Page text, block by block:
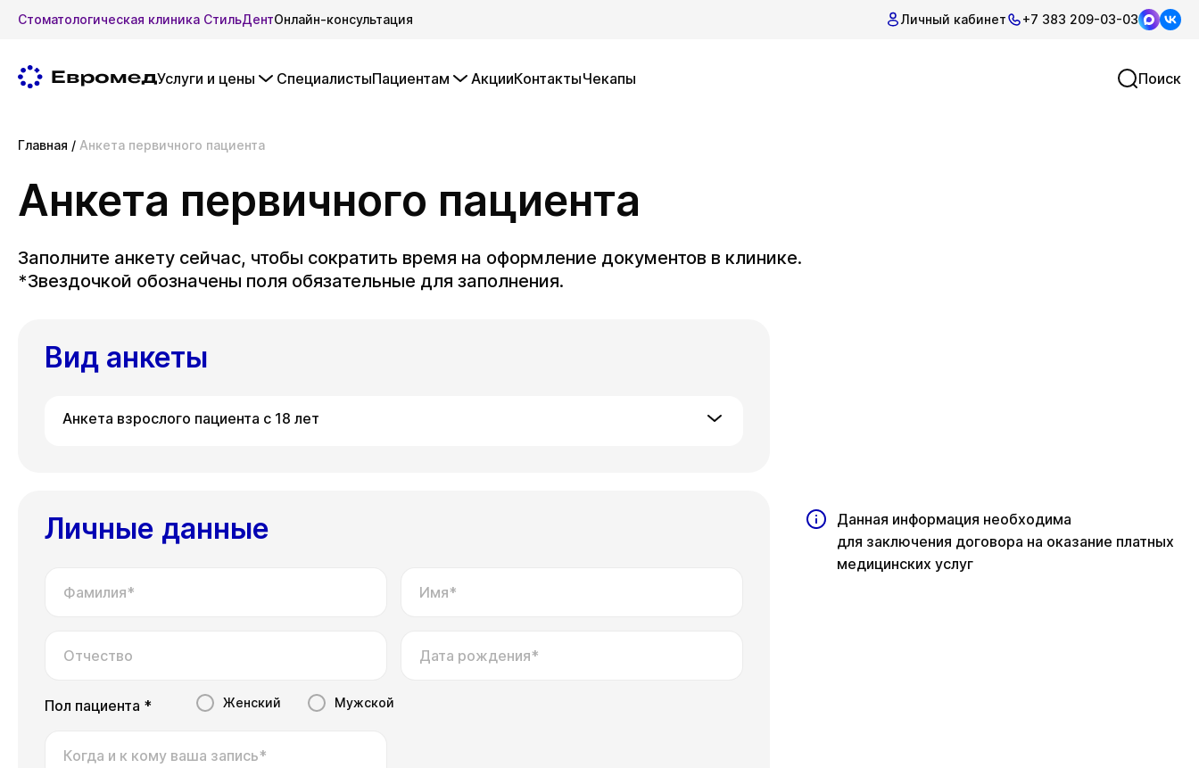
Стоматологическая клиника СтильДентОнлайн-консультация Личный кабинет +7 383 209-03-03
Услуги и цены СпециалистыПациентам АкцииКонтактыЧекапы Поиск
Главная / Анкета первичного пациента
Анкета первичного пациента
Заполните анкету сейчас, чтобы сократить время на оформление документов в клинике.
*Звездочкой обозначены поля обязательные для заполнения.
Вид анкеты
Анкета взрослого пациента с 18 лет
Личные данные
Фамилия* Имя*
Отчество Дата рождения*
Пол пациента * Женский Мужской
Когда и к кому ваша запись*
Данная информация необходима
для заключения договора на оказание платных
медицинских услуг